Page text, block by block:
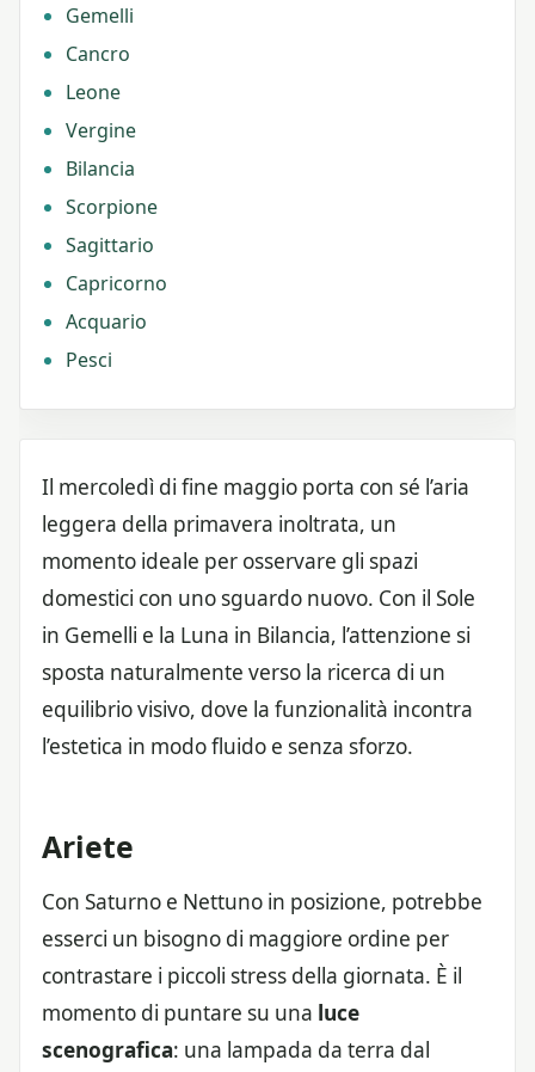
Gemelli
Cancro
Leone
Vergine
Bilancia
Scorpione
Sagittario
Capricorno
Acquario
Pesci
Il mercoledì di fine maggio porta con sé l’aria
leggera della primavera inoltrata, un
momento ideale per osservare gli spazi
domestici con uno sguardo nuovo. Con il Sole
in Gemelli e la Luna in Bilancia, l’attenzione si
sposta naturalmente verso la ricerca di un
equilibrio visivo, dove la funzionalità incontra
l’estetica in modo fluido e senza sforzo.
Ariete
Con Saturno e Nettuno in posizione, potrebbe
esserci un bisogno di maggiore ordine per
contrastare i piccoli stress della giornata. È il
momento di puntare su una luce
scenografica: una lampada da terra dal